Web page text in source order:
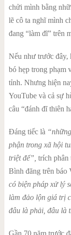
chửi mình bằng
lẽ cô ta nghĩ mình
đang “làm đĩ” trên
Nếu như trước đây,
bó hẹp trong phạm
tỉnh. Nhưng hiện
YouTube và cả sự
câu “đánh đĩ thiên
Đáng tiếc là
phận trong xã hội
triệt để”, trích phân
Bình đăng trên báo
có biện pháp xử lý
làm đảo lộn giá trị
đâu là phải, đâu là